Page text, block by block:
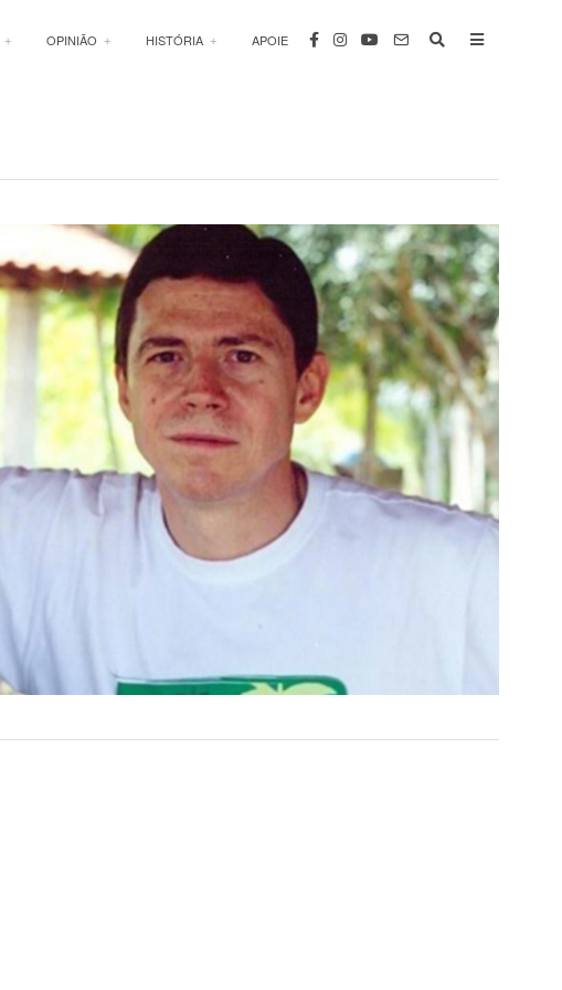
OPINIÃO HISTÓRIA APOIE